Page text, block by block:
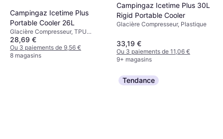
Campingaz Icetime Plus
Portable Cooler 26L
Glacière Compresseur, TPU
(Polyuréthane Thermoplastique)
28,69 €
Ou 3 paiements de 9,56 €
8 magasins
Campingaz Icetime Plus 30L
Rigid Portable Cooler
Glacière Compresseur, Plastique
33,19 €
Ou 3 paiements de 11,06 €
9+ magasins
Tendance